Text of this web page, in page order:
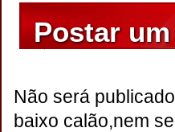
Postar
Não será
baixo calão,nem